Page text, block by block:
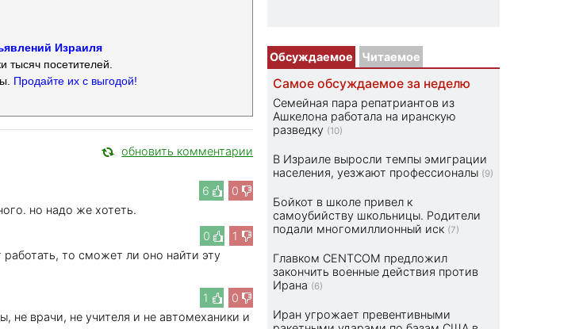
Израиля
тысяч посетителей.
Продайте их с выгодой!
обновить комментарии
6 0
но надо же хотеть.
0
1
то сможет ли оно найти эту
1
0
не врачи, не учителя и не автомеханики и
Обсуждаемое Читаемое
Самое обсуждаемое за неделю
Семейная пара репатриантов из
Ашкелона работала на иранскую
разведку (10)
В Израиле выросли темпы эмиграции
населения, уезжают профессионалы (9)
Бойкот в школе привел к
самоубийству школьницы. Родители
подали многомиллионный иск (7)
Главком CENTCOM предложил
закончить военные действия против
Ирана (6)
Иран угрожает превентивными